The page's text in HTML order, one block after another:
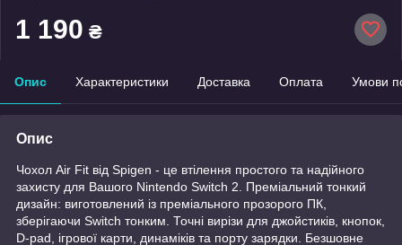
1 190 ₴
Опис Характеристики Доставка Оплата Умови
Опис
Чохол Air Fit від Spigen - це втілення простого та надійного
захисту для Вашого Nintendo Switch 2. Преміальний тонкий
дизайн: виготовлений із преміального прозорого ПК,
зберігаючи Switch тонким. Точні вирізи для джойстиків, кнопок,
D-pad, ігрової карти, динаміків та порту зарядки. Безшовне